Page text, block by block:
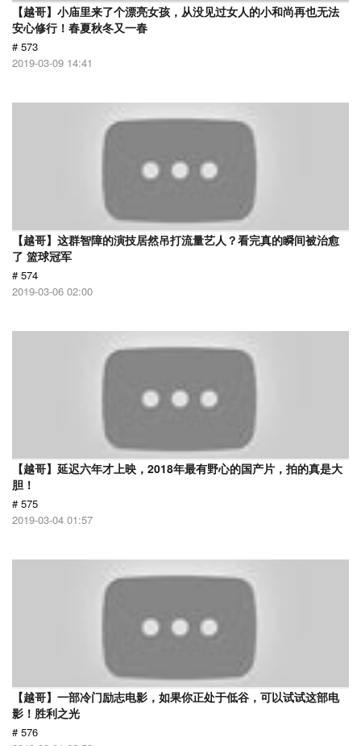
【越哥】小庙里来了个漂亮女孩，从没见过女人的小和尚再也无法
安心修行！春夏秋冬又一春
# 573
2019-03-09 14:41
【越哥】这群智障的演技居然吊打流量艺人？看完真的瞬间被治愈
了 篮球冠军
# 574
2019-03-06 02:00
【越哥】延迟六年才上映，2018年最有野心的国产片，拍的真是大
胆！
# 575
2019-03-04 01:57
【越哥】一部冷门励志电影，如果你正处于低谷，可以试试这部电
影！胜利之光
# 576